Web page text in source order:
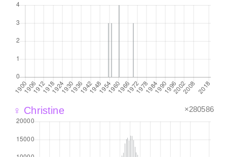
♀ Christine ×280586